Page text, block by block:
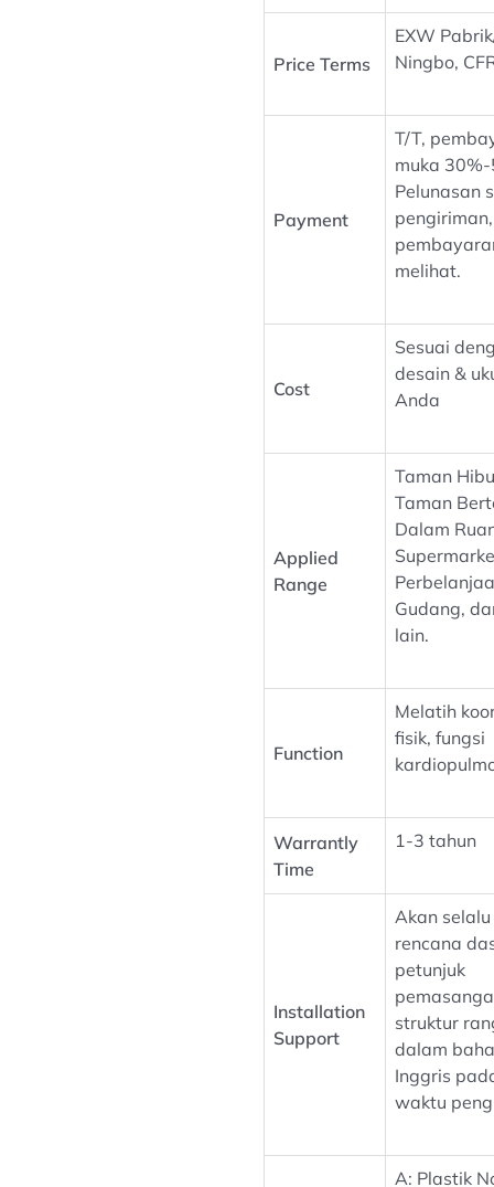
Price Terms
EXW
Ningbo,
Payment
T/T,
muka
Pelunasan
pengiriman,
melihat.
Cost
Sesuai
desain &
Anda
Applied
Range
Taman
Taman
Dalam
Gudang,
lain.
Function
Melatih
fisik, fungsi
Warrantly
Time
1-3 tahun
Installation
Support
Akan
rencana
petunjuk
struktur
dalam
Inggris
waktu
A: Plastik